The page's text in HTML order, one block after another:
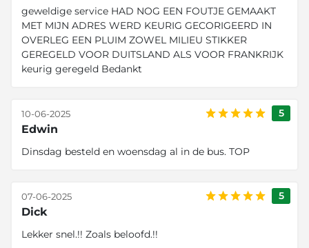
geweldige service HAD NOG EEN FOUTJE GEMAAKT
MET MIJN ADRES WERD KEURIG GECORIGEERD IN
OVERLEG EEN PLUIM ZOWEL MILIEU STIKKER
GEREGELD VOOR DUITSLAND ALS VOOR FRANKRIJK
keurig geregeld Bedankt
5
Edwin
10-06-2025
Dinsdag besteld en woensdag al in de bus. TOP
5
Dick
07-06-2025
Lekker snel.!! Zoals beloofd.!!